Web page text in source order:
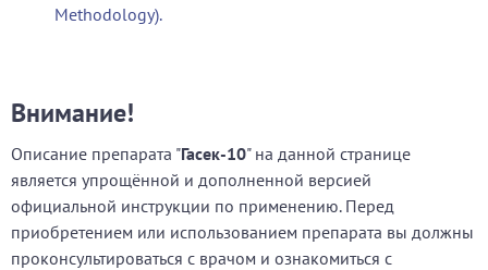
Methodology).
Внимание!
Описание препарата "Гасек-10" на данной странице
является упрощённой и дополненной версией
официальной инструкции по применению. Перед
приобретением или использованием препарата вы должны
проконсультироваться с врачом и ознакомиться с